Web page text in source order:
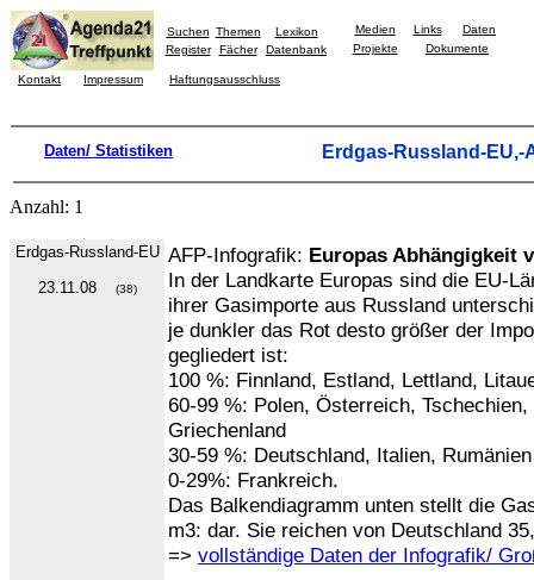
Suchen Themen
Lexikon
Register
Fächer Datenbank
Medien Links
Daten
Projekte
Dokumente
Kontakt Impressum Haftungsausschluss
Daten/ Statistiken Erdgas-Russland-EU,-
Anzahl: 1
Erdgas-Russland-EU
23.11.08
(38)
AFP-Infografik: Europas Abhängigkeit
In der Landkarte Europas sind die EU-
ihrer Gasimporte aus Russland
je dunkler das Rot desto größer der
gegliedert ist:
100 %: Finnland, Estland, Lettland,
60-99 %: Polen, Österreich,
Griechenland
30-59 %: Deutschland, Italien, Rumänien
0-29%: Frankreich.
Das Balkendiagramm unten stellt die
m3: dar. Sie reichen von Deutschland
=> vollständige Daten der Infografik/